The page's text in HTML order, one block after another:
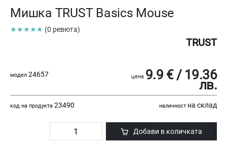
Мишка TRUST Basics Mouse
★★★★★ (0 ревюта)
TRUST
модел 24657 цена 9.9 € / 19.36
лв.
код на продукта 23490 наличност на склад
Добави в количката